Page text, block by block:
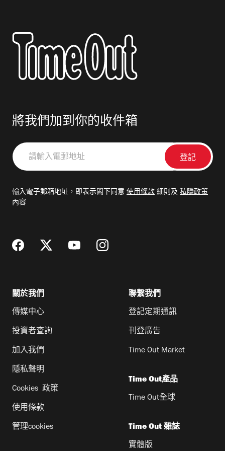
將我們加到你的收件箱
請
輸
郵
輸入電子郵箱地址，即表示閣下同意 使用條款 細則及 私隱政策
內容
關於我們
傳媒中心
投資者查詢
加入我們
隱私聲明
Cookies 政策
使用條款
管理cookies
聯繫我們
登記定期通訊
刊登廣告
Time Out Market
Time Out產品
Time Out全球
Time Out 雜誌
實體版